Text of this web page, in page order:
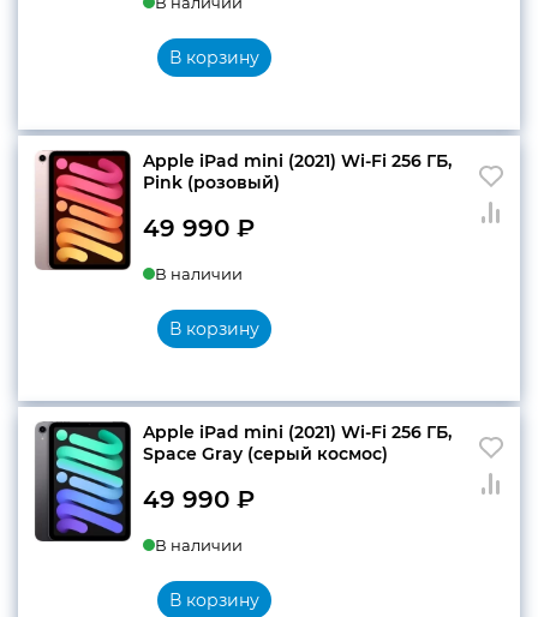
В корзину
Apple iPad mini (2021) Wi-Fi 256 ГБ,
Pink (розовый)
49 990 ₽
В наличии
В корзину
Apple iPad mini (2021) Wi-Fi 256 ГБ,
Space Gray (серый космос)
49 990 ₽
В наличии
В корзину